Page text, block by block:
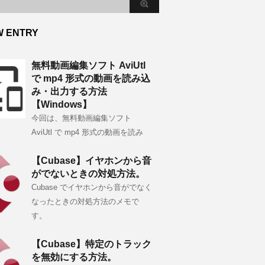
ENTRY
無料動画編集ソフト AviUtl
で mp4 形式の動画を読み込
み・出力する方法
【Windows】
今回は、無料動画編集ソフト
AviUtl で mp4 形式の動画を読み
【Cubase】イヤホンから音
がでないときの対処方法。
Cubase でイヤホンから音がでなく
なったときの対処方法のメモで
す。
【Cubase】特定のトラック
を無効にする方法。